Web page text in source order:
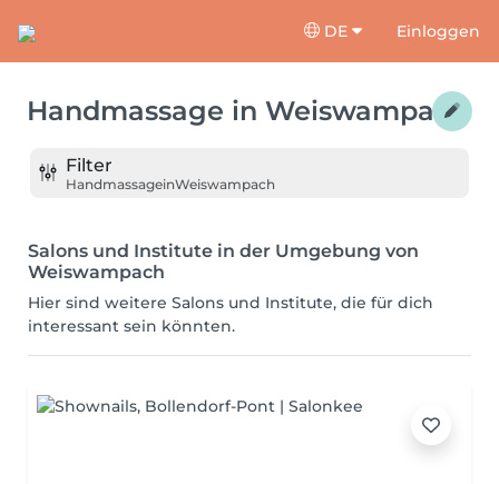
DE Einloggen
Handmassage in Weiswampach
Filter
HandmassageinWeiswampach
Salons und Institute in der Umgebung von
Weiswampach
Hier sind weitere Salons und Institute, die für dich
interessant sein könnten.